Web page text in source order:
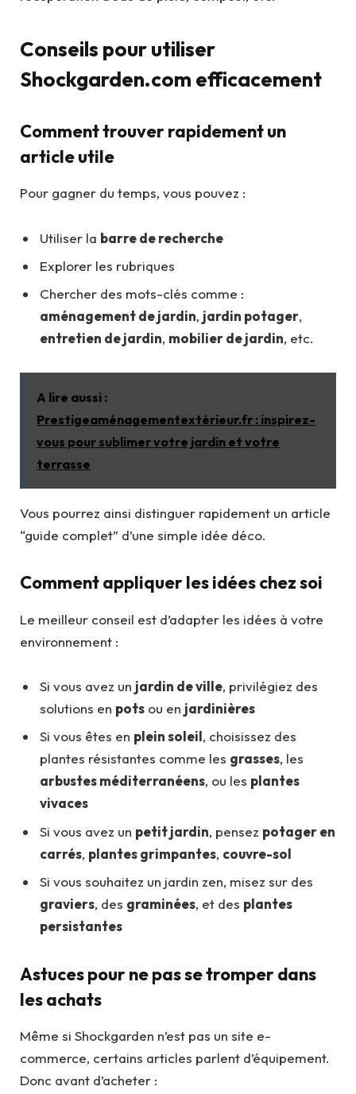
Conseils pour utiliser
Shockgarden.com efficacement
Comment trouver rapidement un
article utile
Pour gagner du temps, vous pouvez :
Utiliser la barre de recherche
Explorer les rubriques
Chercher des mots-clés comme :
aménagement de jardin, jardin potager,
entretien de jardin, mobilier de jardin, etc.
A lire aussi :
Prestigeaménagementextérieur.fr : inspirez-
vous pour sublimer votre jardin et votre
terrasse
Vous pourrez ainsi distinguer rapidement un article
“guide complet” d’une simple idée déco.
Comment appliquer les idées chez soi
Le meilleur conseil est d’adapter les idées à votre
environnement :
Si vous avez un jardin de ville, privilégiez des
solutions en pots ou en jardinières
Si vous êtes en plein soleil, choisissez des
plantes résistantes comme les grasses, les
arbustes méditerranéens, ou les plantes
vivaces
Si vous avez un petit jardin, pensez potager en
carrés, plantes grimpantes, couvre-sol
Si vous souhaitez un jardin zen, misez sur des
graviers, des graminées, et des plantes
persistantes
Astuces pour ne pas se tromper dans
les achats
Même si Shockgarden n’est pas un site e-
commerce, certains articles parlent d’équipement.
Donc avant d’acheter :